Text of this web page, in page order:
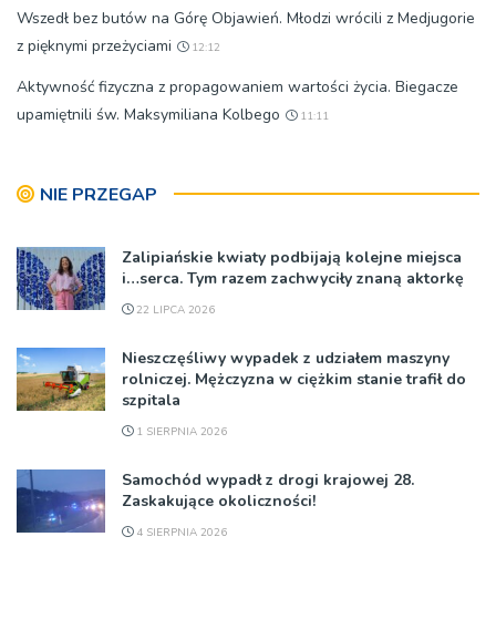
Wszedł bez butów na Górę Objawień. Młodzi wrócili z Medjugorie
z pięknymi przeżyciami
12:12
Aktywność fizyczna z propagowaniem wartości życia. Biegacze
upamiętnili św. Maksymiliana Kolbego
11:11
NIE PRZEGAP
Zalipiańskie kwiaty podbijają kolejne miejsca
i…serca. Tym razem zachwyciły znaną aktorkę
22 LIPCA 2026
Nieszczęśliwy wypadek z udziałem maszyny
rolniczej. Mężczyzna w ciężkim stanie trafił do
szpitala
1 SIERPNIA 2026
Samochód wypadł z drogi krajowej 28.
Zaskakujące okoliczności!
4 SIERPNIA 2026